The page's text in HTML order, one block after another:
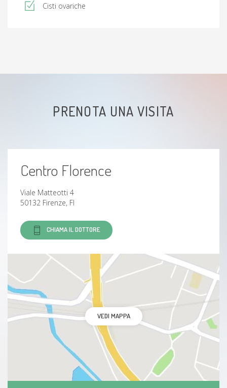
Cisti ovariche
PRENOTA UNA VISITA
Centro Florence
Viale Matteotti 4
50132 Firenze, FI
CHIAMA IL DOTTORE
VEDI MAPPA